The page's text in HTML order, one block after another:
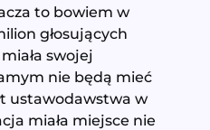
to bowiem w
głosujących
swojej
nie będą mieć
ustawodawstwa w
miała miejsce nie